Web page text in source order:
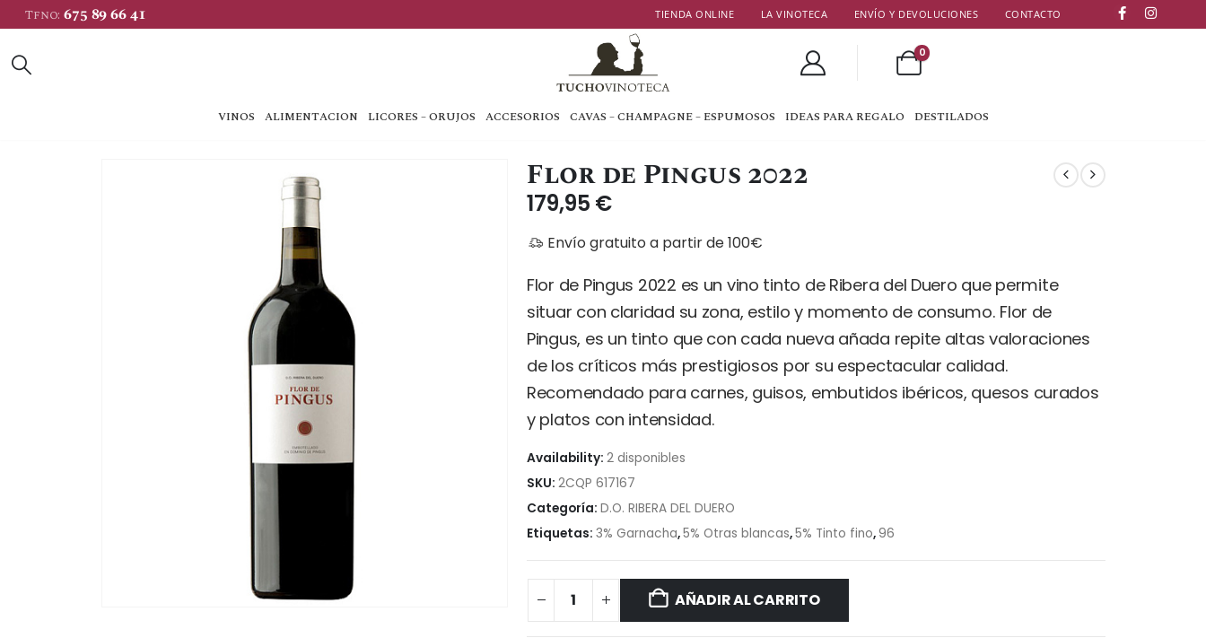
Tfno:675 89 66 41 TIENDA ONLINE LA VINOTECA ENVÍO Y DEVOLUCIONES CONTACTO
0
VINOS ALIMENTACION LICORES – ORUJOS ACCESORIOS CAVAS – CHAMPAGNE – ESPUMOSOS IDEAS PARA REGALO DESTILADOS
Flor de Pingus 2022
179,95 €
Envío gratuito a partir de 100€
Flor de Pingus 2022 es un vino tinto de Ribera del Duero que permite
situar con claridad su zona, estilo y momento de consumo. Flor de
Pingus, es un tinto que con cada nueva añada repite altas valoraciones
de los críticos más prestigiosos por su espectacular calidad.
Recomendado para carnes, guisos, embutidos ibéricos, quesos curados
y platos con intensidad.
Availability: 2 disponibles
SKU: 2CQP 617167
Categoría: D.O. RIBERA DEL DUERO
Etiquetas: 3% Garnacha,5% Otras blancas,5% Tinto fino,96
AÑADIR AL CARRITO